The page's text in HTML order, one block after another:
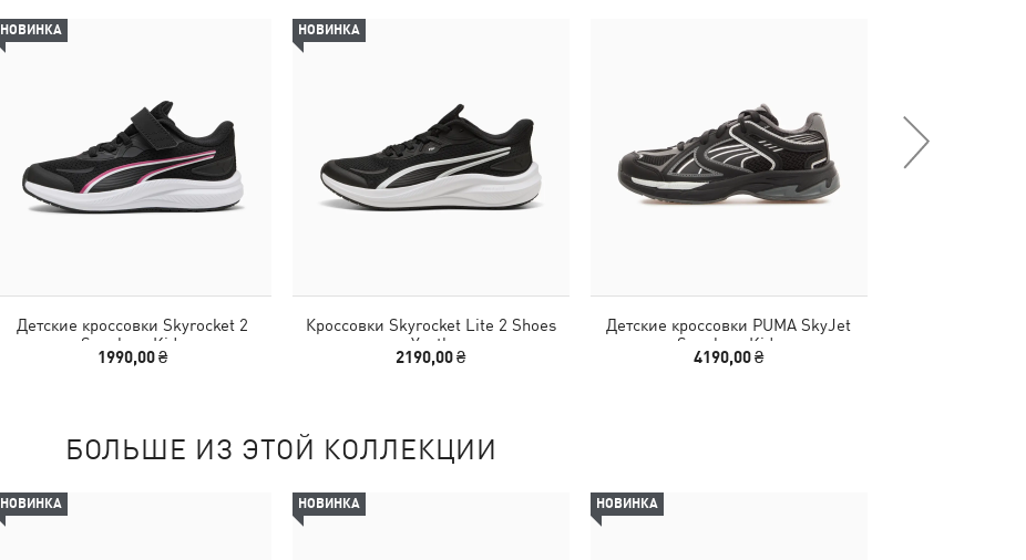
НОВИНКА
Детские кроссовки Skyrocket 2
Sneakers Kids
1990,00 ₴
НОВИНКА
Кроссовки Skyrocket Lite 2 Shoes
Youth
2190,00 ₴
Детские кроссовки PUMA SkyJet
Sneakers Kids
4190,00 ₴
БОЛЬШЕ ИЗ ЭТОЙ КОЛЛЕКЦИИ
НОВИНКА НОВИНКА НОВИНКА